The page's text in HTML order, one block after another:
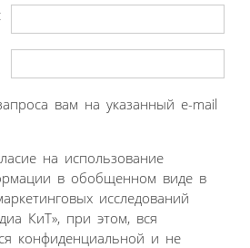
вам на указанный e-mail
на использование
в обобщенном виде в
исследований
КиТ», при этом, вся
конфиденциальной и не